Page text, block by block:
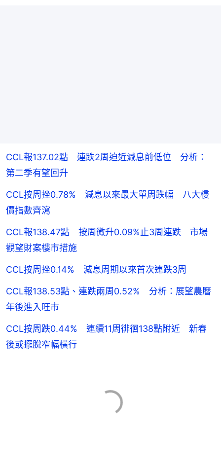
CCL報137.02點 連跌2周迫近減息前低位 分析：
第二季有望回升
CCL按周挫0.78% 減息以來最大單周跌幅 八大樓
價指數齊瀉
CCL報138.47點 按周微升0.09%止3周連跌 市場
觀望財案樓市措施
CCL按周挫0.14% 減息周期以來首次連跌3周
CCL報138.53點、連跌兩周0.52% 分析：展望農曆
年後進入旺市
CCL按周跌0.44% 連續11周徘徊138點附近 新春
後或擺脫窄幅橫行